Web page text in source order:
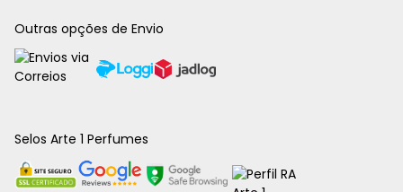
Outras opções de Envio
Selos Arte 1 Perfumes